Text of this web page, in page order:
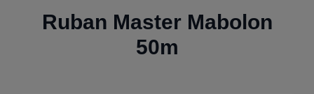
Ruban Master Mabolon
50m